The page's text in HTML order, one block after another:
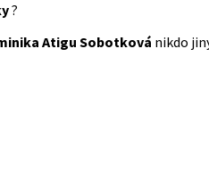
?
Atigu Sobotková nikdo